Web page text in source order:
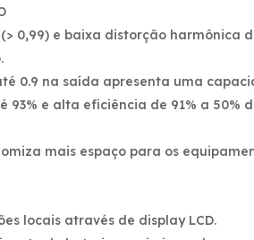
0,99) e baixa distorção harmônica
0.9 na saída apresenta uma
93% e alta eficiência de 91% a 50%
mais espaço para os
locais através de display LCD.